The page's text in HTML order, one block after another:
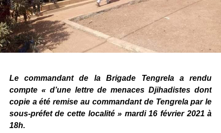
Le commandant de la Brigade Tengrela a rendu
compte « d’une lettre de menaces Djihadistes dont
copie a été remise au commandant de Tengrela par le
sous-préfet de cette localité » mardi 16 février 2021 à
18h.